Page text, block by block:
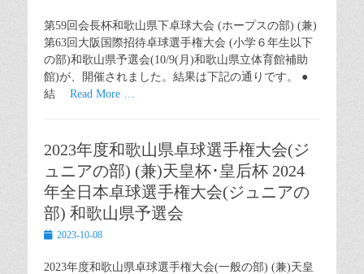
第59回会長杯和歌山県下卓球大会 (ホープスの部) (兼)
第63回大阪国際招待卓球選手権大会 (小学６年生以下
の部)和歌山県予選会(10/9(月)和歌山県立体育館補助
館)が、開催されました。結果は下記の通りです。 ●
結 Read More …
2023年度和歌山県卓球選手権大会(ジ
ュニアの部) (兼)天皇杯･皇后杯 2024
年全日本卓球選手権大会(ジュニアの
部) 和歌山県予選会
Posted2023-10-08
2023年度和歌山県卓球選手権大会(一般の部) (兼)天皇